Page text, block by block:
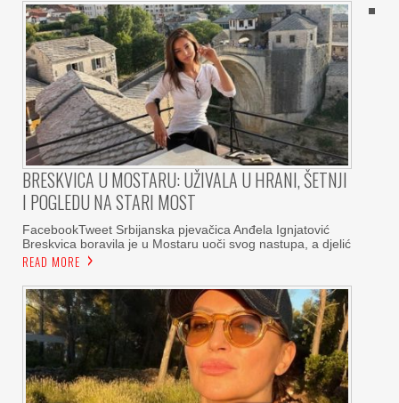
BRESKVICA U MOSTARU: UŽIVALA U HRANI, ŠETNJI
I POGLEDU NA STARI MOST
FacebookTweet Srbijanska pjevačica Anđela Ignjatović
Breskvica boravila je u Mostaru uoči svog nastupa, a djelić
READ MORE